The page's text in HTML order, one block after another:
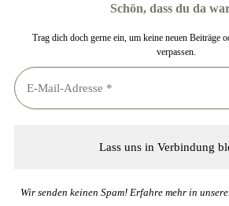
Schön, dass du da
Trag dich doch gerne ein, um keine neuen Beiträge
verpassen.
Wir senden keinen Spam! Erfahre mehr in